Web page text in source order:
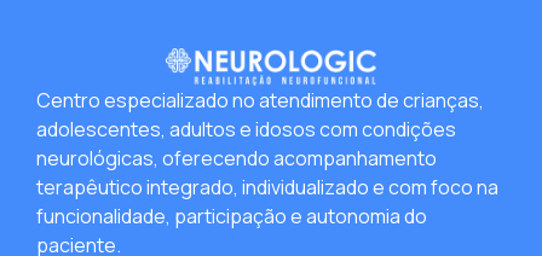
Centro especializado no atendimento de crianças,
adolescentes, adultos e idosos com condições
neurológicas, oferecendo acompanhamento
terapêutico integrado, individualizado e com foco na
funcionalidade, participação e autonomia do
paciente.